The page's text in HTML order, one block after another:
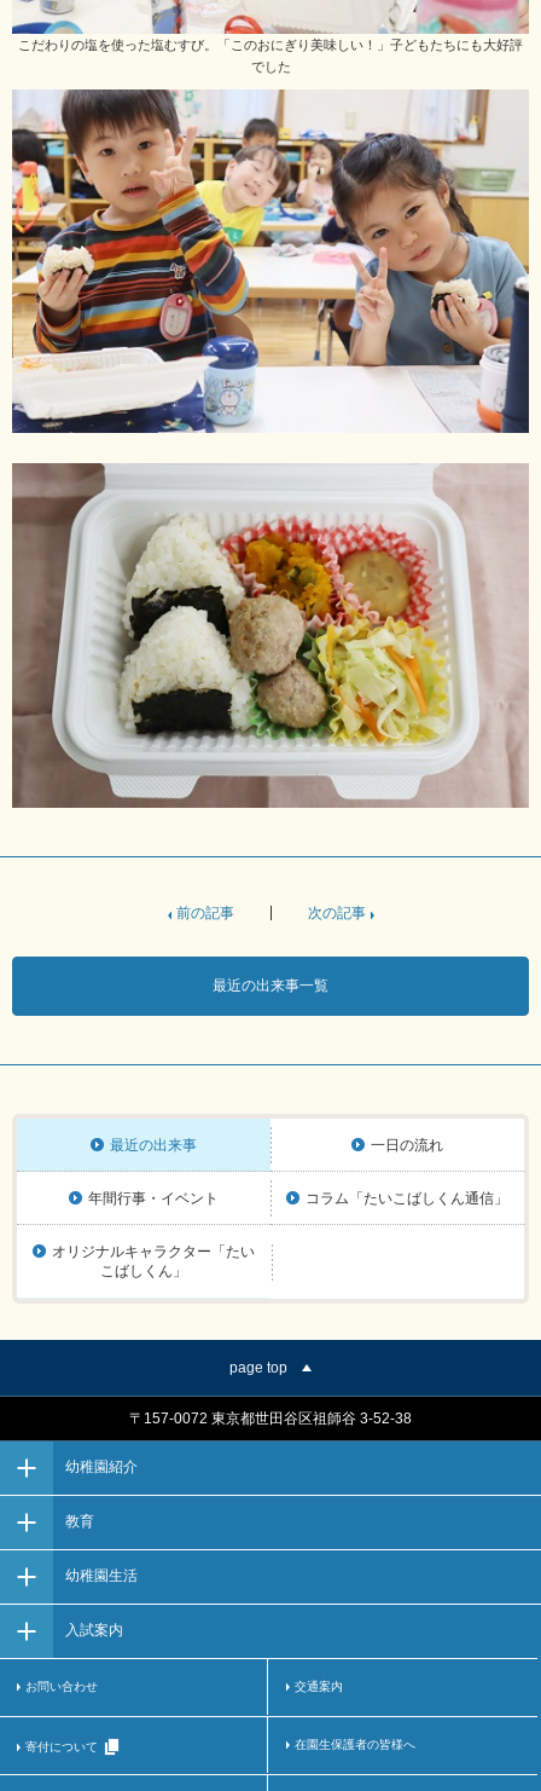
こだわりの塩を使った塩むすび。「このおにぎり美味しい！」子どもたちにも大好評
でした
前の記事 次の記事
最近の出来事一覧
最近の出来事 一日の流れ
年間行事・イベント コラム「たいこばしくん通信」
オリジナルキャラクター「たい
こばしくん」
page top
〒157-0072 東京都世田谷区祖師谷 3-52-38
幼稚園紹介
教育
幼稚園生活
入試案内
お問い合わせ 交通案内
寄付について 在園生保護者の皆様へ